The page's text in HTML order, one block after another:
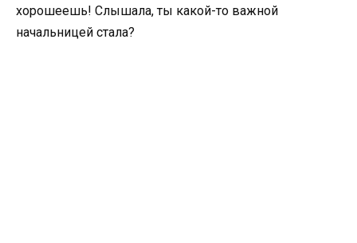
хорошеешь! Слышала, ты какой-то важной
начальницей стала?